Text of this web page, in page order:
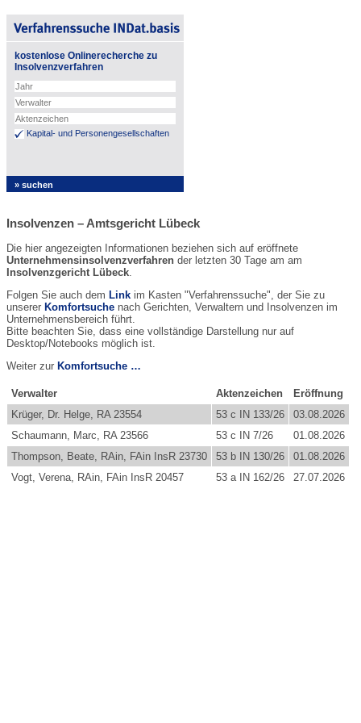
kostenlose Onlinerecherche zu
Insolvenzverfahren
Kapital- und Personengesellschaften
Insolvenzen – Amtsgericht Lübeck
Die hier angezeigten Informationen beziehen sich auf eröffnete
Unternehmensinsolvenzverfahren der letzten 30 Tage am am
Insolvenzgericht Lübeck.
Folgen Sie auch dem Link im Kasten "Verfahrenssuche", der Sie zu
unserer Komfortsuche nach Gerichten, Verwaltern und Insolvenzen im
Unternehmensbereich führt.
Bitte beachten Sie, dass eine vollständige Darstellung nur auf
Desktop/Notebooks möglich ist.
Weiter zur Komfortsuche …
Verwalter Aktenzeichen
Eröffnung
Krüger, Dr. Helge, RA 23554
53 c IN 133/26
03.08.2026
Schaumann, Marc, RA 23566
53 c IN 7/26
01.08.2026
Thompson, Beate, RAin, FAin InsR 23730
53 b IN 130/26
01.08.2026
Vogt, Verena, RAin, FAin InsR 20457
53 a IN 162/26 27.07.2026